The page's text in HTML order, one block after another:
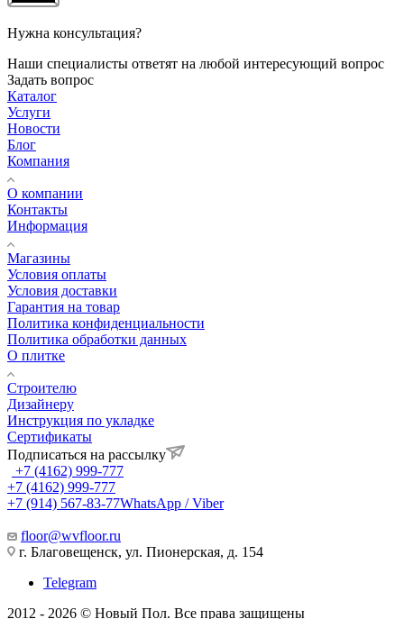
Нужна консультация?
Наши специалисты ответят на любой интересующий вопрос
Задать вопрос
Каталог
Услуги
Новости
Блог
Компания
О компании
Контакты
Информация
Магазины
Условия оплаты
Условия доставки
Гарантия на товар
Политика конфиденциальности
Политика обработки данных
О плитке
Строителю
Дизайнеру
Инструкция по укладке
Сертификаты
Подписаться на рассылку
+7 (4162) 999-777
+7 (4162) 999-777
+7 (914) 567-83-77WhatsApp / Viber
floor@wvfloor.ru
г. Благовещенск, ул. Пионерская, д. 154
Telegram
2012 - 2026 © Новый Пол. Все права защищены